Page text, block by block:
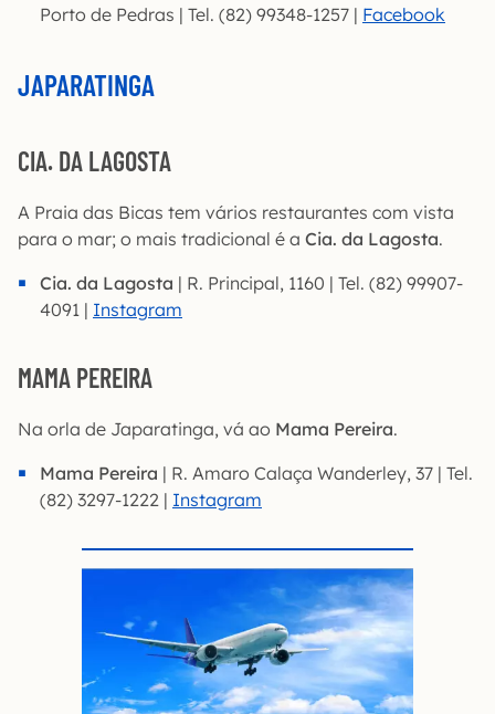
Porto de Pedras | Tel. (82) 99348-1257 | Facebook
JAPARATINGA
CIA. DA LAGOSTA
A Praia das Bicas tem vários restaurantes com vista
para o mar; o mais tradicional é a Cia. da Lagosta.
Cia. da Lagosta | R. Principal, 1160 | Tel. (82) 99907-
4091 | Instagram
MAMA PEREIRA
Na orla de Japaratinga, vá ao Mama Pereira.
Mama Pereira | R. Amaro Calaça Wanderley, 37 | Tel.
(82) 3297-1222 | Instagram